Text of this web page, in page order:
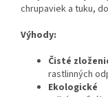
chrupaviek a tuku,
Výhody:
Čisté
rastlinných